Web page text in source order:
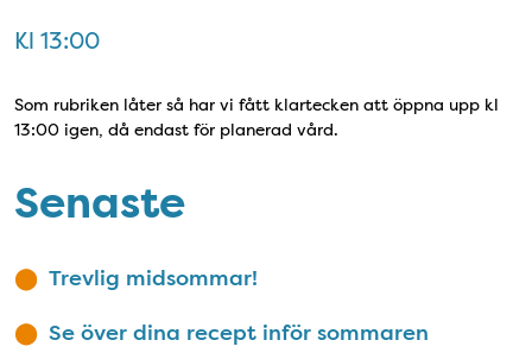
Kl 13:00
Som rubriken låter så har vi fått klartecken att öppna upp kl
13:00 igen, då endast för planerad vård.
Senaste
Trevlig midsommar!
Se över dina recept inför sommaren